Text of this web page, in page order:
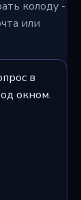
колоду -
или
в
окном.